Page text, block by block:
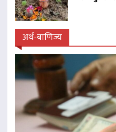
अर्थ-बाणिज्य